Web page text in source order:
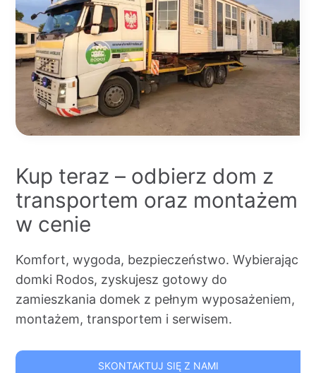
Kup teraz – odbierz dom z
transportem oraz montażem
w cenie
Komfort, wygoda, bezpieczeństwo. Wybierając
domki Rodos, zyskujesz gotowy do
zamieszkania domek z pełnym wyposażeniem,
montażem, transportem i serwisem.
SKONTAKTUJ SIĘ Z NAMI